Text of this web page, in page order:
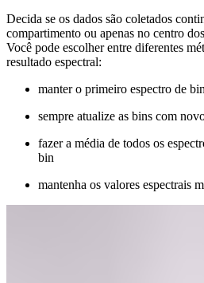
Decida se os dados são coletados
compartimento ou apenas no centro
Você pode escolher entre diferentes
resultado espectral:
manter o primeiro espectro de
sempre atualize as bins com
fazer a média de todos os
bin
mantenha os valores espectrais